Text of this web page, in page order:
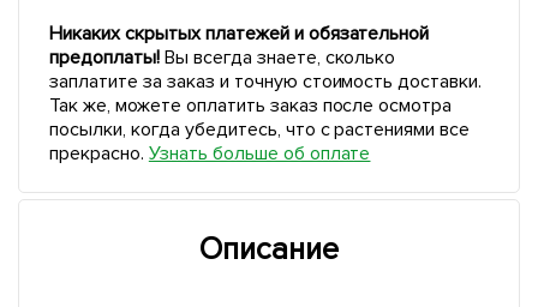
Никаких скрытых платежей и обязательной
предоплаты!Вы всегда знаете, сколько
заплатите за заказ и точную стоимость доставки.
Так же, можете оплатить заказ после осмотра
посылки, когда убедитесь, что с растениями все
прекрасно. Узнать больше об оплате
Описание